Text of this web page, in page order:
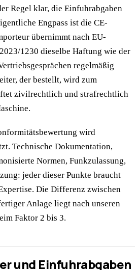
Regel klar, die Einfuhrabgaben
Engpass ist die CE-
übernimmt nach EU-
1230 dieselbe Haftung wie der
regelmäßig
der bestellt, wird zum
zivilrechtlich und strafrechtlich
wird
Technische Dokumentation,
Normen, Funkzulassung,
jeder dieser Punkte braucht
Die Differenz zwischen
Anlage liegt nach unseren
Faktor 2 bis 3.
und Einfuhrabgaben